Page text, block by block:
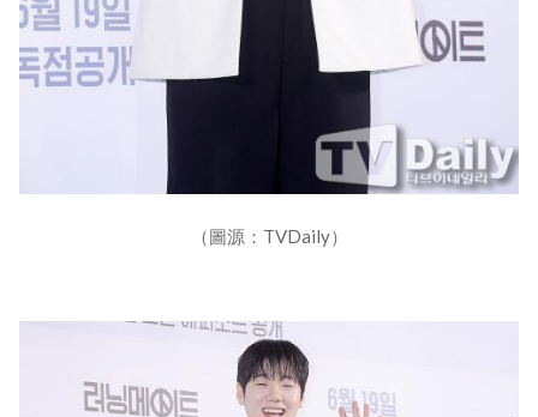
（圖源：TVDaily）